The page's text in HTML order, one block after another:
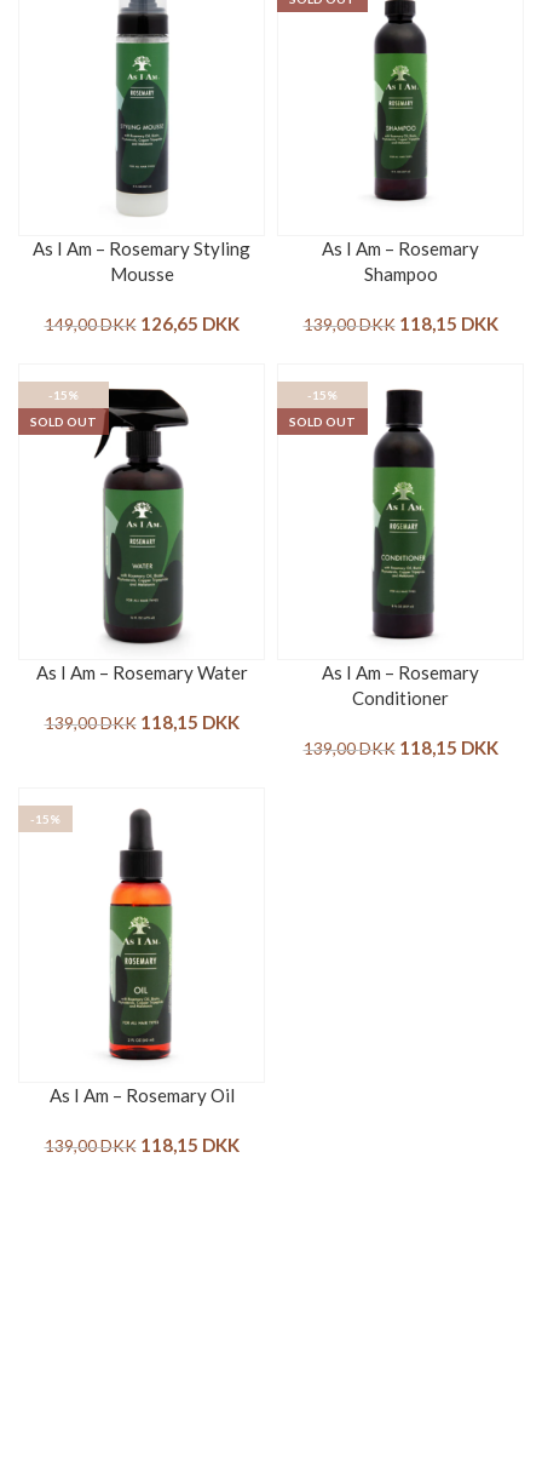
As I Am – Rosemary Styling
Mousse
149,00DKK 126,65 DKK
As I Am – Rosemary
Shampoo
139,00DKK 118,15 DKK
-15%
SOLD OUT
As I Am – Rosemary Water
139,00DKK 118,15 DKK
-15%
SOLD OUT
As I Am – Rosemary
Conditioner
139,00DKK 118,15 DKK
-15%
As I Am – Rosemary Oil
139,00DKK 118,15 DKK